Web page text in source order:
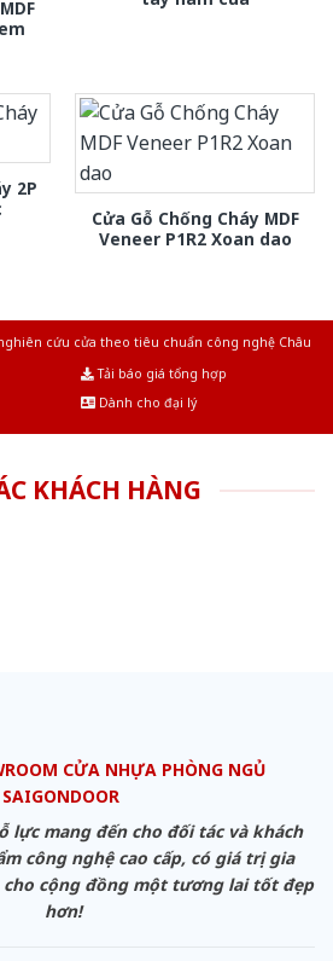
2P
Cửa Gỗ Chống Cháy MDF
Veneer P1R2 Xoan dao
cứu cửa theo tiêu chuẩn công nghệ Châu
Tải báo giá tổng hợp
Dành cho đại lý
KHÁCH HÀNG
CỬA NHỰA PHÒNG NGỦ
SAIGONDOOR
lực mang đến cho đối tác và khách
công nghệ cao cấp, có giá trị gia
cộng đồng một tương lai tốt đẹp
hơn!